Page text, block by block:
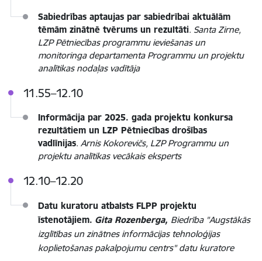
Sabiedrības aptaujas par sabiedrībai aktuālām
tēmām zinātnē tvērums un rezultāti. Santa Zirne,
LZP Pētniecības programmu ieviešanas un
monitoringa departamenta Programmu un projektu
analītikas nodaļas vadītāja
11.55–12.10
Informācija par 2025. gada projektu konkursa
rezultātiem un LZP Pētniecības drošības
vadlīnijas. Arnis Kokorevičs, LZP Programmu un
projektu analītikas vecākais eksperts
12.10–12.20
Datu kuratoru atbalsts FLPP projektu
īstenotājiem. Gita Rozenberga, Biedrība "Augstākās
izglītības un zinātnes informācijas tehnoloģijas
koplietošanas pakalpojumu centrs" datu kuratore